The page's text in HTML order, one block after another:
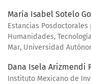
María Isabel Sotelo
Estancias
Humanidades,
Mar, Universidad
Dana Isela Arizmendi
Instituto Mexicano de